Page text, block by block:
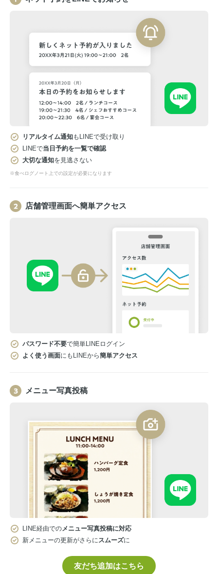
リアルタイム通知もLINEで受け取り
LINEで当日予約を一覧で確認
大切な通知を見逃さない
※食べログノート上での設定が必要になります
店舗管理画面へ簡単アクセス
パスワード不要で簡単LINEログイン
よく使う画面にもLINEから簡単アクセス
メニュー写真投稿
LINE経由でのメニュー写真投稿に対応
新メニューの更新がさらにスムーズに
友だち追加はこちら